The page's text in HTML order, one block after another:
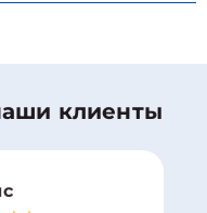
клиенты